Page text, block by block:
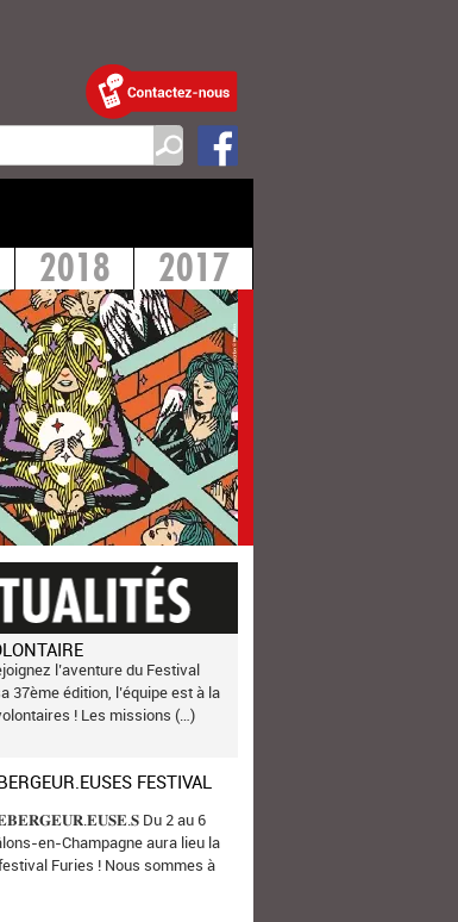
2018
2017
l’aventure du Festival
37ème édition, l’équipe est à la
! Les missions (…)
FESTIVAL
Du 2 au 6
en-Champagne aura lieu la
Furies ! Nous sommes à